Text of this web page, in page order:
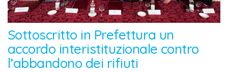
Sottoscritto in Prefettura un
accordo interistituzionale contro
l’abbandono dei rifiuti